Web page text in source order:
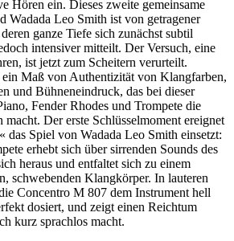
Hören ein. Dieses zweite gemeinsame
Wadada Leo Smith ist von getragener
ganze Tiefe sich zunächst subtil
intensiver mitteilt. Der Versuch, eine
ist jetzt zum Scheitern verurteilt.
Maß von Authentizität von Klangfarben,
und Bühneneindruck, das bei dieser
Fender Rhodes und Trompete die
macht. Der erste Schlüsselmoment ereignet
das Spiel von Wadada Leo Smith einsetzt:
erhebt sich über sirrenden Sounds des
heraus und entfaltet sich zu einem
schwebenden Klangkörper. In lauteren
Concentro M 807 dem Instrument hell
dosiert, und zeigt einen Reichtum
kurz sprachlos macht.